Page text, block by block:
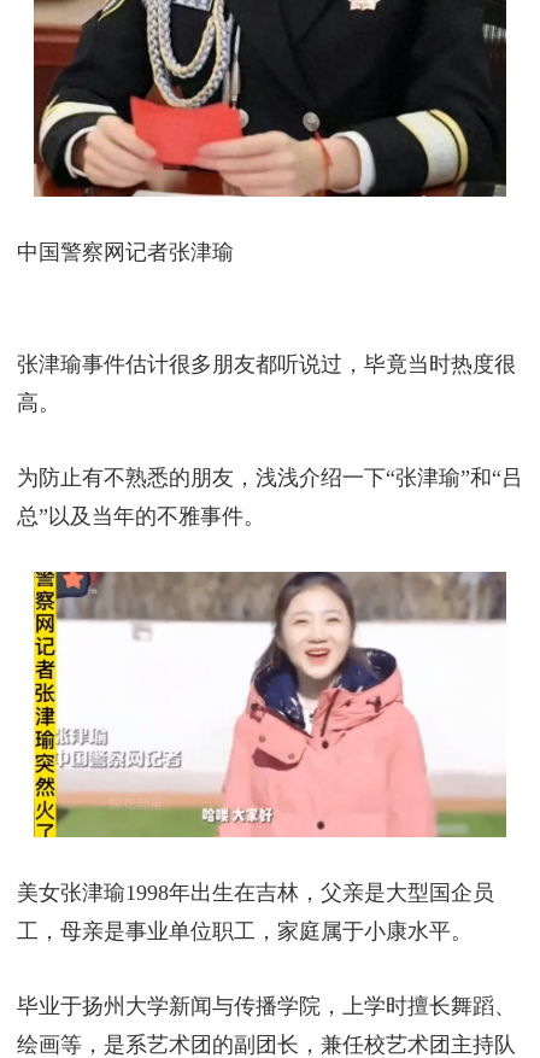
中国警察网记者张津瑜
张津瑜事件估计很多朋友都听说过，毕竟当时热度很
高。
为防止有不熟悉的朋友，浅浅介绍一下“张津瑜”和“吕
总”以及当年的不雅事件‬。
美女张津瑜1998年出生在吉林，父亲是大型国企员
工，母亲是事业单位职工，家庭属于小康水平。
毕业于扬州大学‬新闻与传播学院‬，上学时擅长舞蹈、
绘画等，是系艺术团的副团长，兼任校艺术团主持队